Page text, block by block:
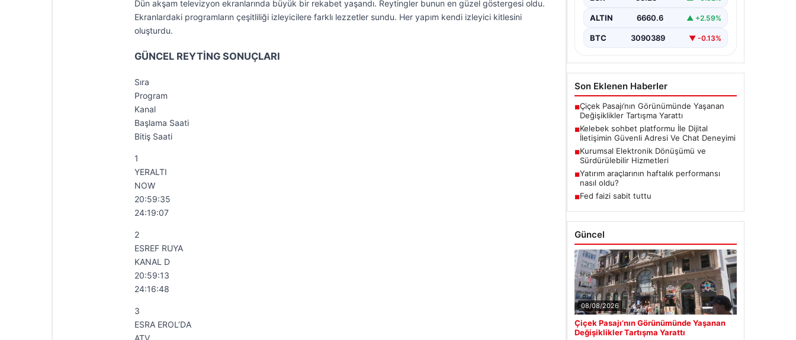
Dün akşam televizyon ekranlarında büyük bir rekabet yaşandı. Reytingler bunun en güzel göstergesi oldu.
Ekranlardaki programların çeşitliliği izleyicilere farklı lezzetler sundu. Her yapım kendi izleyici kitlesini
oluşturdu.
GÜNCEL REYTİNG SONUÇLARI
Sıra
Program
Kanal
Başlama Saati
Bitiş Saati
1
YERALTI
NOW
20:59:35
24:19:07
2
ESREF RUYA
KANAL D
20:59:13
24:16:48
3
ESRA EROL’DA
ATV
bir biçimde iletişim kurması büyük
Günümüzde birçok…
ALTIN 6660.6 ▲ +2.59%
BTC 3090389 ▼ -0.13%
Son Eklenen Haberler
■Çiçek Pasajı’nın Görünümünde Yaşanan
Değişiklikler Tartışma Yarattı
■Kelebek sohbet platformu İle Dijital
İletişimin Güvenli Adresi Ve Chat Deneyimi
■Kurumsal Elektronik Dönüşümü ve
Sürdürülebilir Hizmetleri
■Yatırım araçlarının haftalık performansı
nasıl oldu?
■Fed faizi sabit tuttu
Güncel
08/08/2026
Çiçek Pasajı’nın Görünümünde Yaşanan
Değişiklikler Tartışma Yarattı